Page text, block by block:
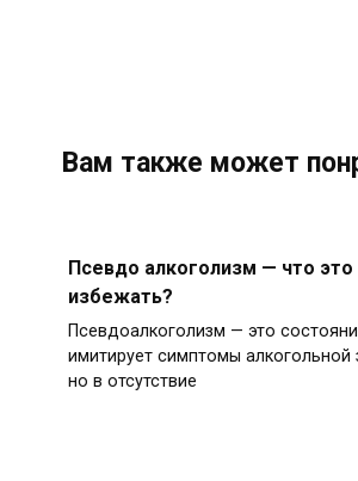
Вам также может
Псевдо алкоголизм — что это
избежать?
Псевдоалкоголизм — это
имитирует симптомы алкогольной
но в отсутствие